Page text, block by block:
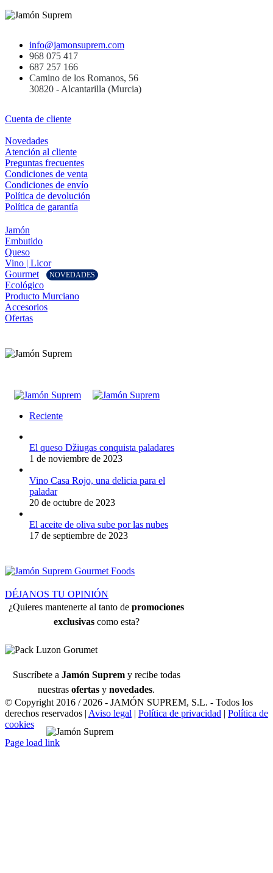
info@jamonsuprem.com
968 075 417
687 257 166
Camino de los Romanos, 56
30820 - Alcantarilla (Murcia)
Cuenta de cliente
Novedades
Atención al cliente
Preguntas frecuentes
Condiciones de venta
Condiciones de envío
Política de devolución
Política de garantía
Jamón
Embutido
Queso
Vino | Licor
Gourmet
NOVEDADES
Ecológico
Producto Murciano
Accesorios
Ofertas
Reciente
El queso Džiugas conquista paladares
1 de noviembre de 2023
Vino Casa Rojo, una delicia para el
paladar
20 de octubre de 2023
El aceite de oliva sube por las nubes
17 de septiembre de 2023
DÉJANOS TU OPINIÓN
¿Quieres mantenerte al tanto de promociones
exclusivascomo esta?
Suscríbete a Jamón Supremy recibe todas
nuestras ofertas y novedades.
© Copyright 2016 / 2026 - JAMÓN SUPREM, S.L. - Todos los
derechos reservados | Aviso legal | Política de privacidad | Política de
cookies
Page load link